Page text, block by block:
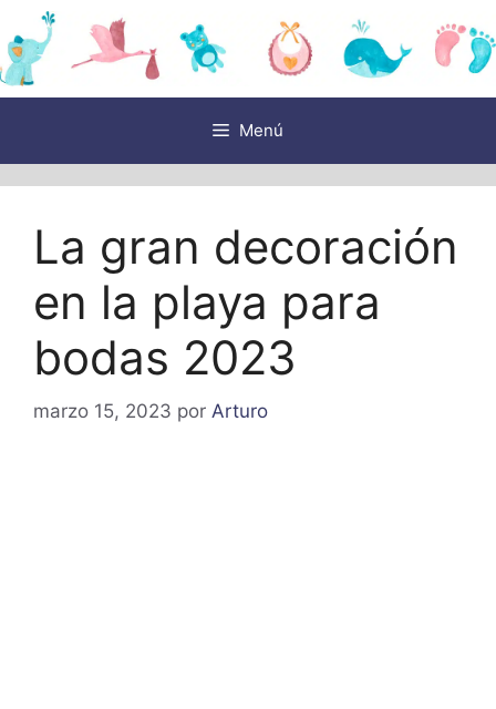
Saltar
al
contenido
Menú
La gran decoración
en la playa para
bodas 2023
marzo 15, 2023 por Arturo